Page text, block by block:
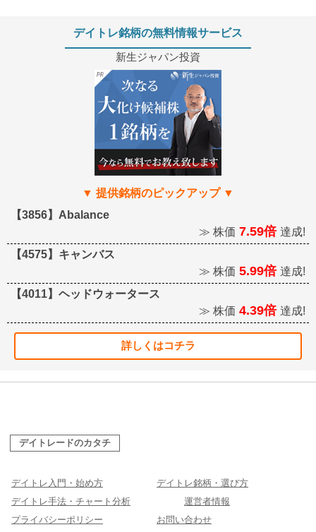
デイトレ銘柄の無料情報サービス
新生ジャパン投資
【3856】Abalance
≫ 株価 7.59倍 達成!
【4575】キャンバス
≫ 株価 5.99倍 達成!
【4011】ヘッドウォータース
≫ 株価 4.39倍 達成!
詳しくはコチラ
デイトレードのカタチ
デイトレ入門・始め方
デイトレ銘柄・選び方
デイトレ手法・チャート分析
運営者情報
プライバシーポリシー
お問い合わせ